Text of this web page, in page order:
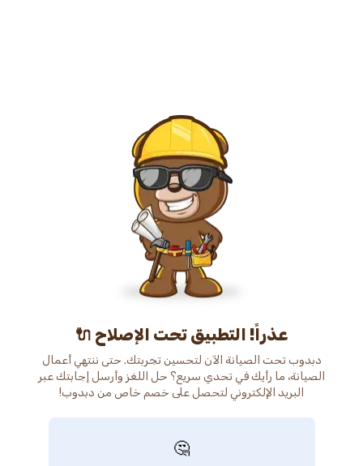
عذراً! التطبيق تحت الإصلاح 🔌
دبدوب تحت الصيانة الآن لتحسين تجربتك. حتى ننتهي أعمال
الصيانة، ما رأيك في تحدي سريع؟ حل اللغز وأرسل إجابتك عبر
البريد الإلكتروني لتحصل على خصم خاص من دبدوب!
🤔